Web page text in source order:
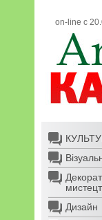
on-line с
Дизайн